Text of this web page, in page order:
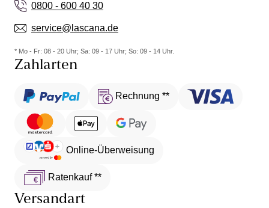
0800 - 600 40 30
service@lascana.de
* Mo - Fr: 08 - 20 Uhr; Sa: 09 - 17 Uhr; So: 09 - 14 Uhr.
Zahlarten
Rechnung **
Online-Überweisung
Ratenkauf **
Versandart